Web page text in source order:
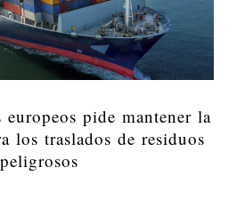
europeos pide mantener la
los traslados de residuos